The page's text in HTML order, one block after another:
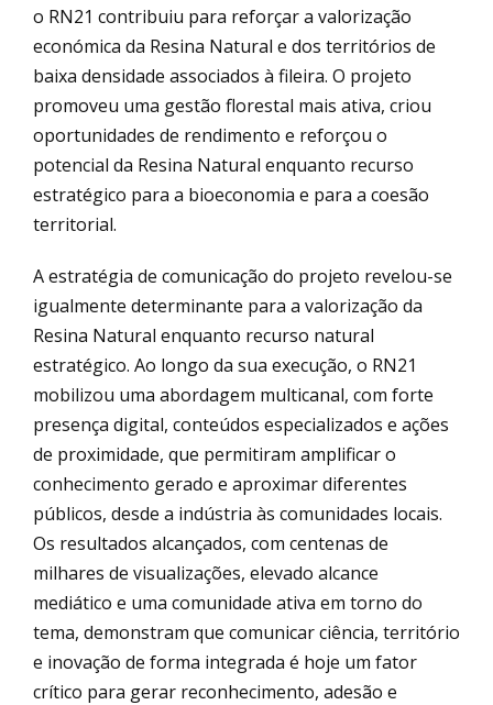
o RN21 contribuiu para reforçar a valorização
económica da Resina Natural e dos territórios de
baixa densidade associados à fileira. O projeto
promoveu uma gestão florestal mais ativa, criou
oportunidades de rendimento e reforçou o
potencial da Resina Natural enquanto recurso
estratégico para a bioeconomia e para a coesão
territorial.
A estratégia de comunicação do projeto revelou-se
igualmente determinante para a valorização da
Resina Natural enquanto recurso natural
estratégico. Ao longo da sua execução, o RN21
mobilizou uma abordagem multicanal, com forte
presença digital, conteúdos especializados e ações
de proximidade, que permitiram amplificar o
conhecimento gerado e aproximar diferentes
públicos, desde a indústria às comunidades locais.
Os resultados alcançados, com centenas de
milhares de visualizações, elevado alcance
mediático e uma comunidade ativa em torno do
tema, demonstram que comunicar ciência, território
e inovação de forma integrada é hoje um fator
crítico para gerar reconhecimento, adesão e